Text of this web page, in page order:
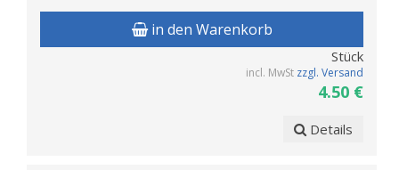
in den Warenkorb
Stück
incl. MwSt zzgl. Versand
4.50 €
Details